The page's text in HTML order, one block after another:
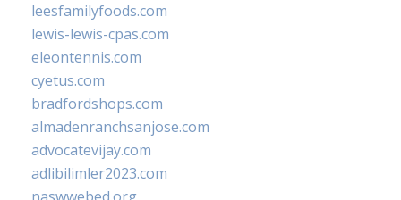
leesfamilyfoods.com
lewis-lewis-cpas.com
eleontennis.com
cyetus.com
bradfordshops.com
almadenranchsanjose.com
advocatevijay.com
adlibilimler2023.com